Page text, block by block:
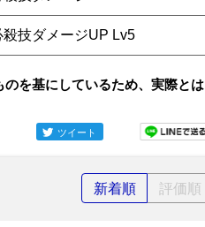
殺技ダメージUP Lv5
を基にしているため、実際とは
ツイート
新着順 評価順